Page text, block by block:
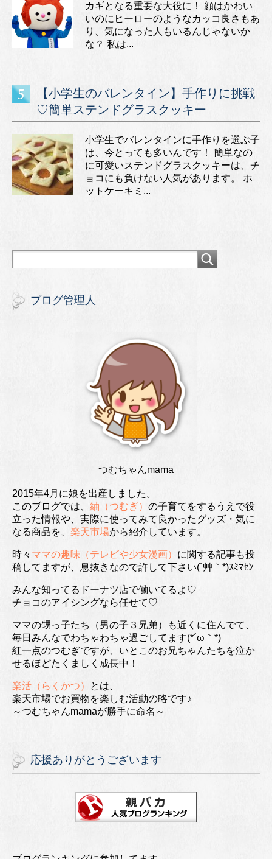
カギとなる重要な大役に！ 顔はかわい
いのにヒーローのようなカッコ良さもあ
り、気になった人もいるんじゃないか
な？ 私は...
【小学生のバレンタイン】手作りに挑戦
♡簡単ステンドグラスクッキー
小学生でバレンタインに手作りを選ぶ子
は、今とっても多いんです！ 簡単なの
に可愛いステンドグラスクッキーは、チ
ョコにも負けない人気があります。 ホ
ットケーキミ...
ブログ管理人
つむちゃんmama
2015年4月に娘を出産しました。
このブログでは、 紬（つむぎ） の子育てをするうえで役
立った情報や、実際に使ってみて良かったグッズ・気に
なる商品を、 楽天市場から紹介しています。
時々 ママの趣味（テレビや少女漫画） に関する記事も投
稿してますが、息抜きなので許して下さい(´艸｀*)ｽﾐﾏｾﾝ
みんな知ってるドーナツ店で働いてるよ♡
チョコのアイシングなら任せて♡
ママの甥っ子たち（男の子３兄弟）も近くに住んでて、
毎日みんなでわちゃわちゃ過ごしてます(*´ω｀*)
紅一点のつむぎですが、いとこのお兄ちゃんたちを泣か
せるほどたくましく成長中！
楽活（らくかつ）
とは、
楽天市場でお買物を楽しむ活動の略です♪
～つむちゃんmamaが勝手に命名～
応援ありがとうございます